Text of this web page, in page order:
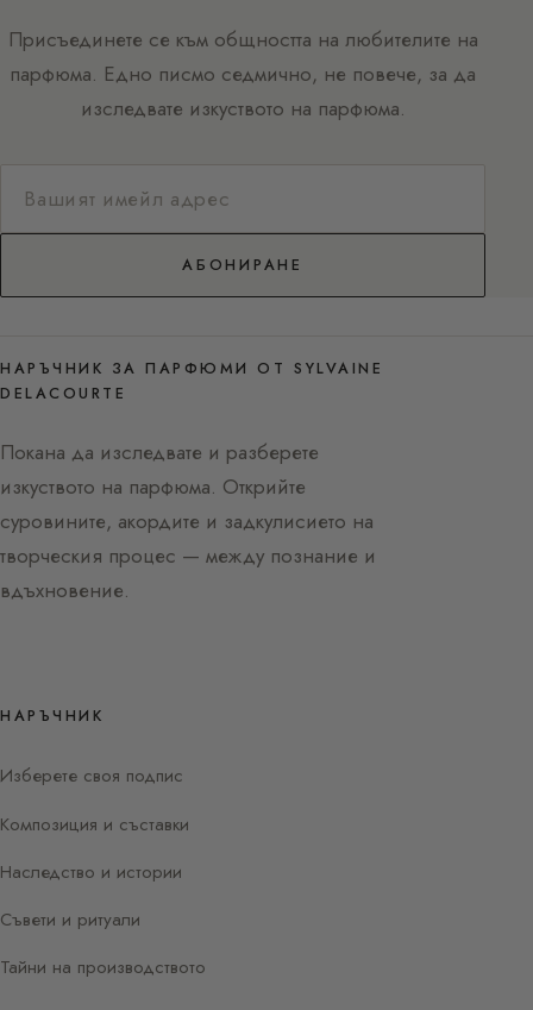
Присъединете се към общността на любителите на
парфюма. Едно писмо седмично, не повече, за да
изследвате изкуството на парфюма.
АБОНИРАНЕ
НАРЪЧНИК ЗА ПАРФЮМИ ОТ SYLVAINE
DELACOURTE
Покана да изследвате и разберете
изкуството на парфюма. Открийте
суровините, акордите и задкулисието на
творческия процес — между познание и
вдъхновение.
НАРЪЧНИК
Изберете своя подпис
Композиция и съставки
Наследство и истории
Съвети и ритуали
Тайни на производството